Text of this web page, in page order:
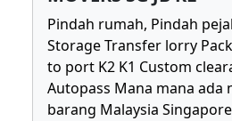
Pindah rumah, Pindah
Storage Transfer lorry
to port K2 K1 Custom
Autopass Mana mana ada
barang Malaysia